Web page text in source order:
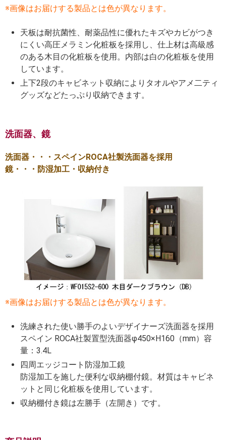
※画像はお届けする製品とは色が異なります。
天板は耐抗菌性、耐薬品性に優れたキズやカビがつき
にくい高圧メラミン化粧板を採用し、仕上材は高級感
のある木目の化粧板を使用。内部は白の化粧板を使用
しています。
上下2段のキャビネット収納によりタオルやアメ二ティ
グッズなどたっぷり収納できます。
洗面器、鏡
洗面器・・・スペインROCA社製洗面器を採用
鏡・・・防湿加工・収納付き
※画像はお届けする製品とは色が異なります。
洗練された使い勝手のよいデザイナーズ洗面器を採用
スペイン ROCA社製置型洗面器φ450×H160（mm）容
量：3.4L
四周エッジコート防湿加工鏡
防湿加工を施した便利な収納棚付鏡。材質はキャビネ
ットと同じ化粧板を使用しています。
収納棚付き鏡は左勝手（左開き）です。